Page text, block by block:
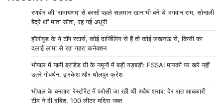
रणबीर की ‘रामायणम्’ से बरसों पहले सलमान खान भी बने थे भगवान राम, सोनाली
बेंद्रे थीं माता सीता, रह गई अधूरी
हॉलीवुड के ये टॉप स्टार्स, कोई दार्जिलिंग से हैं तो कोई लखनऊ से, किसी का
दलाई लामा से रहा गहरा कनेक्शन
भोपाल में नामी ब्रांडेड घी के नमूनों में बड़ी गड़बड़ी: FSSAI मानकों पर खरे नहीं
उतरे गोवर्धन, द्वारकेश और धौलपुर फ्रेश
भोपाल के बनतारा रेस्टोरेंट में परोसी जा रही थी अवैध शराब; देर रात आबकारी
टीम ने दी दबिश, 100 लीटर मदिरा जब्त